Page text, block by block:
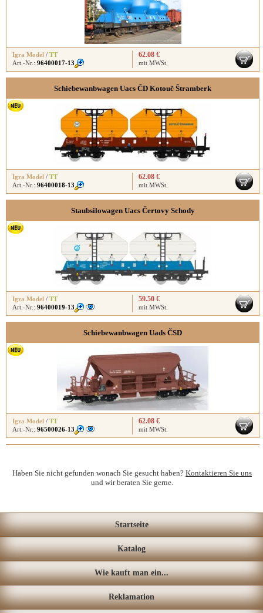
Igra Model / TT
Art.-Nr.: 96400017-13
62.08 €
mit MWSt.
Schiebewanbwagen Uacs ČD Kotouč Štramberk
Igra Model / TT
Art.-Nr.: 96400018-13
62.08 €
mit MWSt.
Staubsilowagen Uacs Čertovy Schody
Igra Model / TT
Art.-Nr.: 96400019-13
59.50 €
mit MWSt.
Schiebewanbwagen Uads ČSD
Igra Model / TT
Art.-Nr.: 96500026-13
62.08 €
mit MWSt.
Haben Sie nicht gefunden wonach Sie gesucht haben?Kontaktieren Sie uns
und wir beraten Sie gerne.
Startseite
Katalog
Wie kauft man ein...
Reklamation